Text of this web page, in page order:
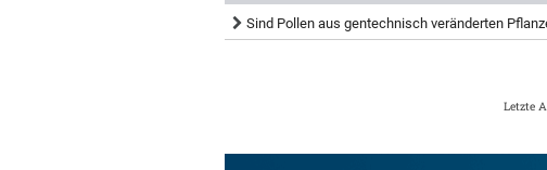
Sind Pollen aus gentechnisch veränderten
Letzte